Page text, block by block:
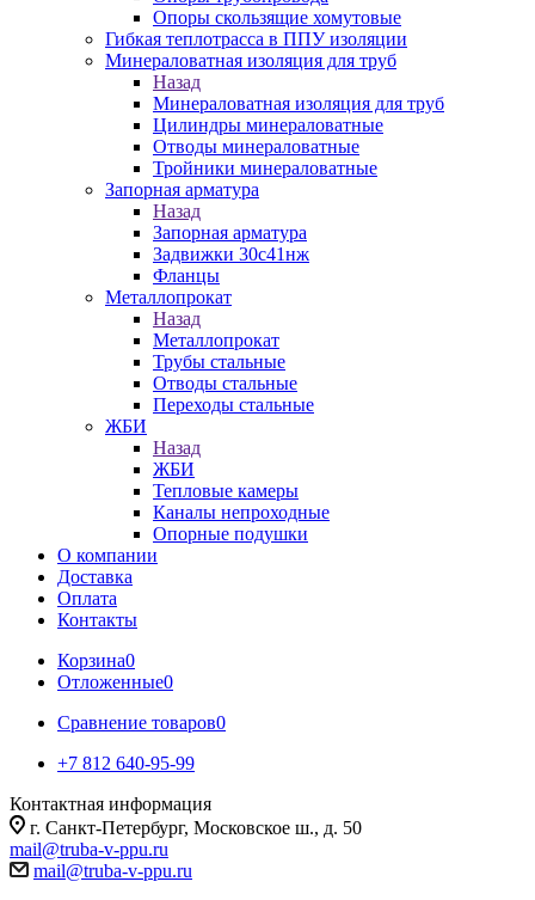
Опоры скользящие хомутовые
Гибкая теплотрасса в ППУ изоляции
Минераловатная изоляция для труб
Назад
Минераловатная изоляция для труб
Цилиндры минераловатные
Отводы минераловатные
Тройники минераловатные
Запорная арматура
Назад
Запорная арматура
Задвижки 30с41нж
Фланцы
Металлопрокат
Назад
Металлопрокат
Трубы стальные
Отводы стальные
Переходы стальные
ЖБИ
Назад
ЖБИ
Тепловые камеры
Каналы непроходные
Опорные подушки
О компании
Доставка
Оплата
Контакты
Корзина0
Отложенные0
Сравнение товаров0
+7 812 640-95-99
Контактная информация
г. Санкт-Петербург, Московское ш., д. 50
mail@truba-v-ppu.ru
mail@truba-v-ppu.ru